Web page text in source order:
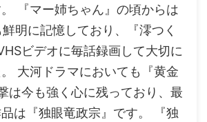
『マー姉ちゃん』の頃からは
明に記憶しており、『澪つく
ビデオに毎話録画して大切に
大河ドラマにおいても『黄金
は今も強く心に残っており、最
は『独眼竜政宗』です。 『独